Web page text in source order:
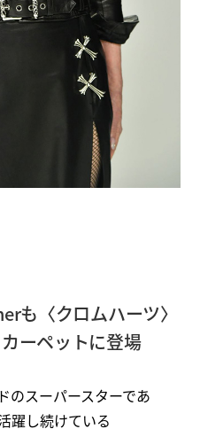
も〈クロムハーツ〉
ーペットに登場
のスーパースターであ
躍し続けている